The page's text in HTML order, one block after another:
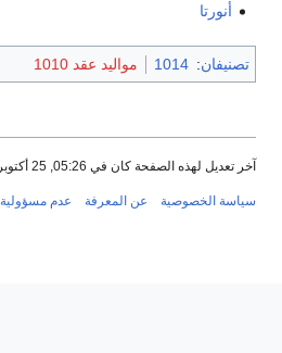
أنورتا
تصنيفان:
1014 مواليد عقد 1010
آخر تعديل لهذه الصفحة كان في 05:26, 25 أكتوبر 2008.
سياسة الخصوصية عن المعرفة عدم مسؤولية